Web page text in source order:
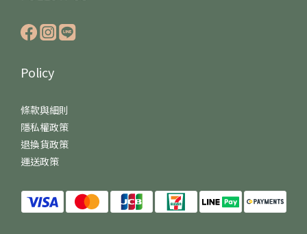
Policy
條款與細則
隱私權政策
退換貨政策
運送政策